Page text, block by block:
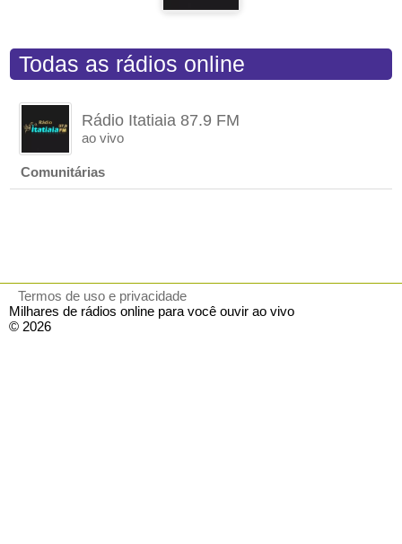
Todas as rádios online
Rádio Itatiaia 87.9 FM
ao vivo
Comunitárias
Termos de uso e privacidade
Milhares de rádios online para você ouvir ao vivo
© 2026